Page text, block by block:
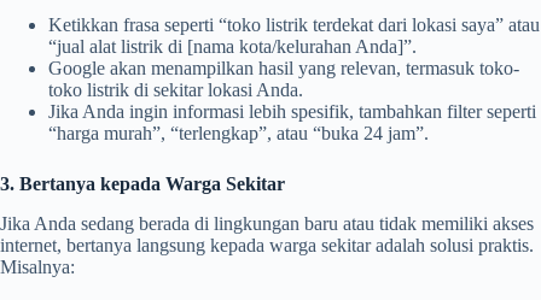
Ketikkan frasa seperti “toko listrik terdekat dari lokasi saya” atau
“jual alat listrik di [nama kota/kelurahan Anda]”.
Google akan menampilkan hasil yang relevan, termasuk toko-
toko listrik di sekitar lokasi Anda.
Jika Anda ingin informasi lebih spesifik, tambahkan filter seperti
“harga murah”, “terlengkap”, atau “buka 24 jam”.
3. Bertanya kepada Warga Sekitar
Jika Anda sedang berada di lingkungan baru atau tidak memiliki akses
internet, bertanya langsung kepada warga sekitar adalah solusi praktis.
Misalnya: